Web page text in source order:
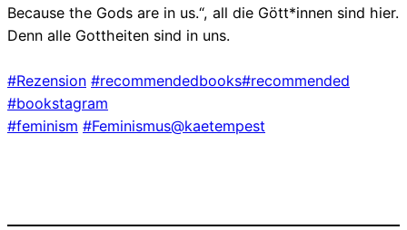
Because the Gods are in us.“, all die Gött*innen sind hier.
Denn alle Gottheiten sind in uns.
#Rezension #recommendedbooks#recommended
#bookstagram
#feminism #Feminismus@kaetempest